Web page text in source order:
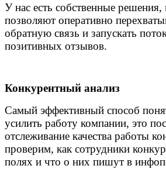
У нас есть собственные решения,
позволяют оперативно
обратную связь и запускать
позитивных отзывов.
Конкурентный анализ
Самый эффективный способ
усилить работу компании, это
отслеживание качества работы
проверим, как сотрудники
полях и что о них пишут в